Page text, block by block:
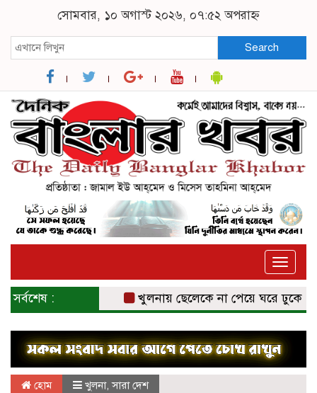
সোমবার, ১০ অগাস্ট ২০২৬, ০৭:৫২ অপরাহ্ন
Search
Toggle
সর্বশেষ : খুলনায় ছেলেকে না পেয়ে ঘরে ঢুকে মাকে
হোম খুলনা,সারা দেশ